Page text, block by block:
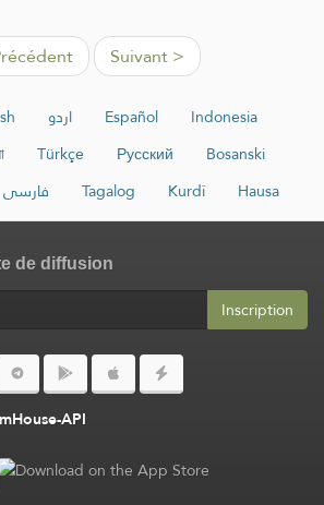
Suivant >
اردو Español
Indonesia
Türkçe Русский
Bosanski
فارسی Tagalog Kurdî Hausa
de diffusion
Inscription
API